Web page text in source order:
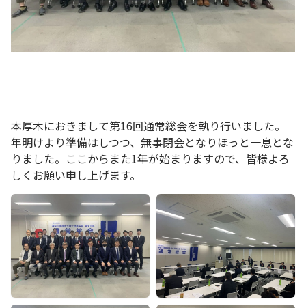
本厚木におきまして第16回通常総会を執り行いました。
年明けより準備はしつつ、無事閉会となりほっと一息とな
りました。ここからまた1年が始まりますので、皆様よろ
しくお願い申し上げます。